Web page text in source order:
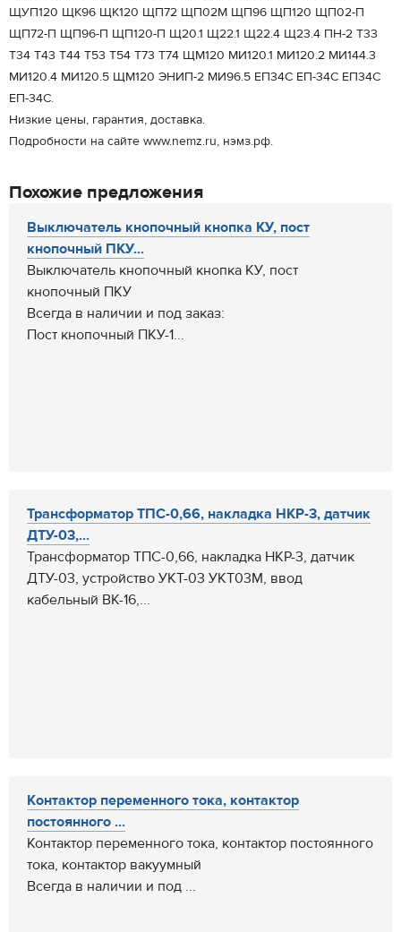
ЩУП120 ЩК96 ЩК120 ЩП72 ЩП02М ЩП96 ЩП120 ЩП02-П
ЩП72-П ЩП96-П ЩП120-П Щ20.1 Щ22.1 Щ22.4 Щ23.4 ПН-2 Т33
Т34 Т43 Т44 Т53 Т54 Т73 Т74 ЩМ120 МИ120.1 МИ120.2 МИ144.3
МИ120.4 МИ120.5 ЩМ120 ЭНИП-2 МИ96.5 ЕП34С ЕП-34С ЕП34С
ЕП-34С.
Низкие цены, гарантия, доставка.
Подробности на сайте www.nemz.ru, нэмз.рф.
Похожие предложения
Выключатель кнопочный кнопка КУ, пост
кнопочный ПКУ...
Выключатель кнопочный кнопка КУ, пост
кнопочный ПКУ
Всегда в наличии и под заказ:
Пост кнопочный ПКУ-1...
Трансформатор ТПС-0,66, накладка НКР-3, датчик
ДТУ-03,...
Трансформатор ТПС-0,66, накладка НКР-3, датчик
ДТУ-03, устройство УКТ-03 УКТ03М, ввод
кабельный ВК-16,...
Контактор переменного тока, контактор
постоянного ...
Контактор переменного тока, контактор постоянного
тока, контактор вакуумный
Всегда в наличии и под ...